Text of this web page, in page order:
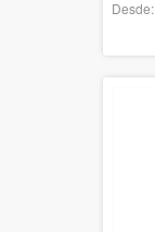
Desde: